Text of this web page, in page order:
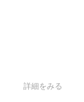
詳細をみる